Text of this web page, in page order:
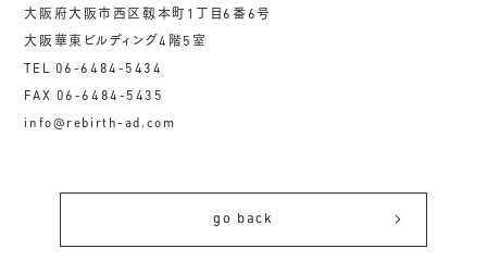
大阪府大阪市西区靱本町1丁目6番6号
大阪華東ビルディング4階5室
TEL 06-6484-5434
FAX 06-6484-5435
info@rebirth-ad.com
go back